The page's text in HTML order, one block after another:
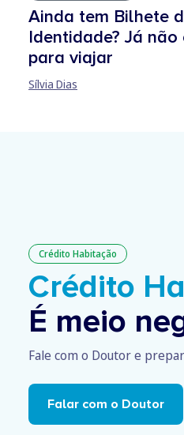
Ainda tem Bilhete
Identidade? Já não
para viajar
Sílvia Dias
Crédito Habitação
Crédito
É meio
Fale com o Doutor e
Falar com o Doutor